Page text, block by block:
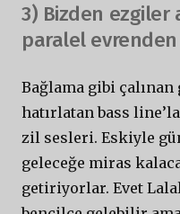
3) Bizden ezgiler
paralel
Bağlama gibi
hatırlatan bass
zil sesleri. Eskiyle
geleceğe miras
getiriyorlar. Evet